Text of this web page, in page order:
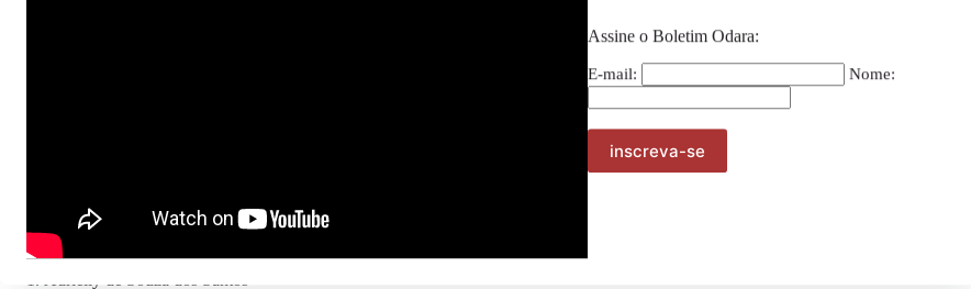
Assine o Boletim Odara:
E-mail: Nome:
TURMA 2 – 14 A 18 ANOS